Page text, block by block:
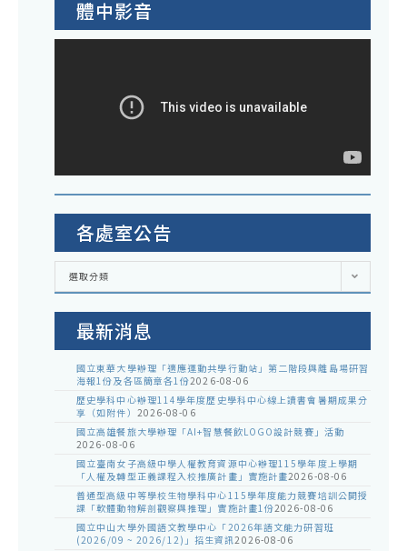
體中影音
各處室公告
各
室
選取分類
最新消息
國立東華大學辦理「適應運動共學行動站」第二階段與離島場研習
海報1份及各區簡章各1份2026-08-06
歷史學科中心辦理114學年度歷史學科中心線上讀書會暑期成果分
享（如附件） 2026-08-06
國立高雄餐旅大學辦理「AI+智慧餐飲LOGO設計競賽」活動
2026-08-06
國立臺南女子高級中學人權教育資源中心辦理115學年度上學期
「人權及轉型正義課程入校推廣計畫」實施計畫2026-08-06
普通型高級中等學校生物學科中心115學年度能力競賽培訓公開授
課「軟體動物解剖觀察與推理」實施計畫1份2026-08-06
國立中山大學外國語文教學中心「2026年語文能力研習班
(2026/09 ~ 2026/12)」招生資訊2026-08-06